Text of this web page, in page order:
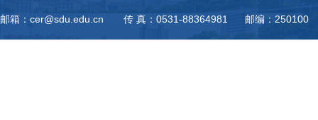
邮箱：cer@sdu.edu.cn 传 真：0531-88364981 邮编：250100